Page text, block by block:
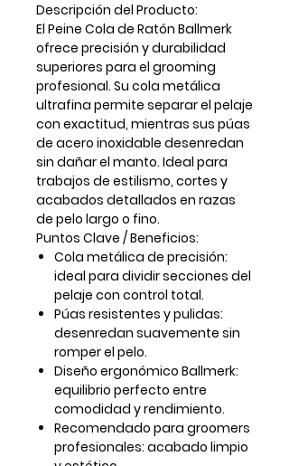
Descripción del Producto:
El Peine Cola de Ratón Ballmerk
ofrece precisión y durabilidad
superiores para el grooming
profesional. Su cola metálica
ultrafina permite separar el pelaje
con exactitud, mientras sus púas
de acero inoxidable desenredan
sin dañar el manto. Ideal para
trabajos de estilismo, cortes y
acabados detallados en razas
de pelo largo o fino.
Puntos Clave / Beneficios:
Cola metálica de precisión:
ideal para dividir secciones del
pelaje con control total.
Púas resistentes y pulidas:
desenredan suavemente sin
romper el pelo.
Diseño ergonómico Ballmerk:
equilibrio perfecto entre
comodidad y rendimiento.
Recomendado para groomers
profesionales: acabado limpio